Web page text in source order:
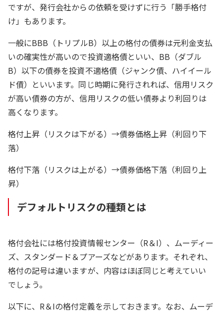
ですが、発行会社からの依頼を受けずに行う「勝手格付
け」もあります。
一般にBBB（トリプルB）以上の格付の債券は元利金支払
いの確実性が高いので投資適格債といい、BB（ダブル
B）以下の債券を投資不適格債（ジャンク債、ハイイール
ド債）といいます。同じ時期に発行されれば、信用リスク
が高い債券の方が、信用リスクの低い債券より利回りは
高くなります。
格付上昇（リスクは下がる）→債券価格上昇（利回り下
落）
格付下落（リスクは上がる）→債券価格下落（利回り上
昇）
デフォルトリスクの種類とは
格付会社には格付投資情報センター（R＆I）、ムーディー
ズ、スタンダード＆プアーズなどがあります。それぞれ、
格付の記号は違いますが、内容はほぼ同じと考えていい
でしょう。
以下に、R＆Iの格付定義を示しておきます。なお、ムーデ